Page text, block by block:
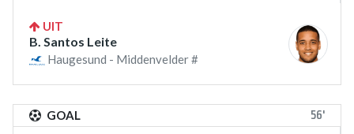
UIT
B. Santos Leite
Haugesund - Middenvelder #
GOAL 56'